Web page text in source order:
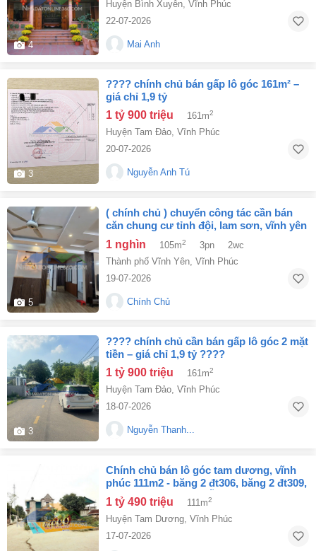
4
Huyện Bình Xuyên, Vĩnh Phúc
22-07-2026
Mai Anh
3
???? chính chủ bán gấp lô góc 161m² –
giá chỉ 1,9 tỷ
1 tỷ 900 triệu 161m2
Huyện Tam Đảo Vĩnh Phúc
20-07-2026
Nguyễn Anh Tú
5
( chính chủ ) chuyển công tác cần bán
căn chung cư tỉnh đội, lam sơn, vĩnh yên
- vĩnh phúc
1 nghìn 105m2 3pn
2wc
Thành phố Vĩnh Yên, Vĩnh Phúc
19-07-2026
Chính Chủ
3
???? chính chủ cần bán gấp lô góc 2 mặt
tiền – giá chỉ 1,9 tỷ ????
1 tỷ 900 triệu 161m2
Huyện Tam Đảo Vĩnh Phúc
18-07-2026
Nguyễn Thanh...
chính chủ bán lô góc tam dương, vĩnh
phúc 111m2 - băng 2 đt306, băng 2 đt309,
đầu tư sinh lời hấp dẫn
1 tỷ 490 triệu 111m2
Huyện Tam Dương, Vĩnh Phúc
17-07-2026